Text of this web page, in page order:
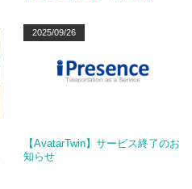
2025/09/26
【AvatarTwin】サービス終了のお
知らせ